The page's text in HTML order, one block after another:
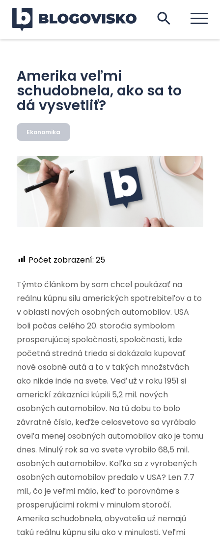
Amerika veľmi
schudobnela, ako sa to
dá vysvetliť?
Ekonomika
Počet zobrazení: 25
Týmto článkom by som chcel poukázať na
reálnu kúpnu silu amerických spotrebiteľov a to
v oblasti nových osobných automobilov. USA
boli počas celého 20. storočia symbolom
prosperujúcej spoločnosti, spoločnosti, kde
početná stredná trieda si dokázala kupovať
nové osobné autá a to v takých množstvách
ako nikde inde na svete. Veď už v roku 1951 si
americkí zákazníci kúpili 5,2 mil. nových
osobných automobilov. Na tú dobu to bolo
závratné číslo, keďže celosvetovo sa vyrábalo
oveľa menej osobných automobilov ako je tomu
dnes. Minulý rok sa vo svete vyrobilo 68,5 mil.
osobných automobilov. Koľko sa z vyrobených
osobných automobilov predalo v USA? Len 7.7
mil., čo je veľmi málo, keď to porovnáme s
prosperujúcimi rokmi v minulom storočí.
Amerika schudobnela, obyvatelia už nemajú
takú reálnu kúpnu silu ako v minulosti. Veľmi